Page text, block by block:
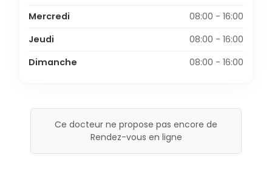
Mercredi
08:00 - 16:00
Jeudi
08:00 - 16:00
Dimanche
08:00 - 16:00
Ce docteur ne propose pas encore de
Rendez-vous en ligne